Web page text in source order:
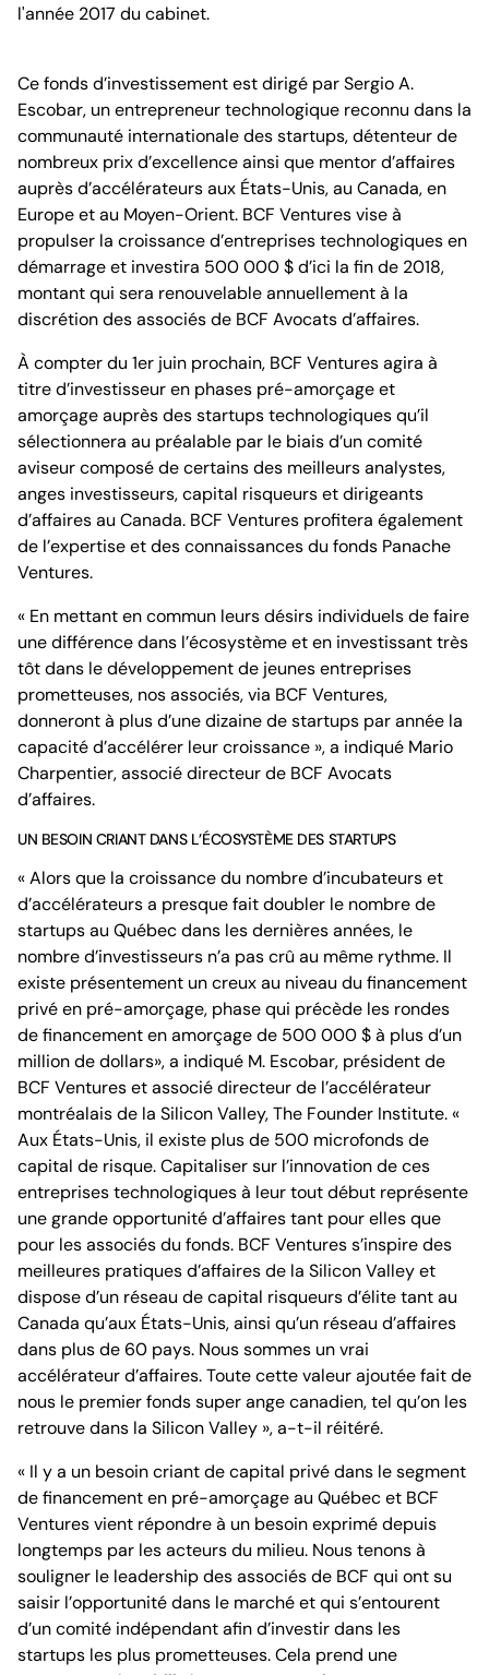
l'année 2017 du cabinet.
Ce fonds d’investissement est dirigé par Sergio A.
Escobar, un entrepreneur technologique reconnu dans la
communauté internationale des startups, détenteur de
nombreux prix d’excellence ainsi que mentor d’affaires
auprès d’accélérateurs aux États-Unis, au Canada, en
Europe et au Moyen-Orient. BCF Ventures vise à
propulser la croissance d’entreprises technologiques en
démarrage et investira 500 000 $ d’ici la fin de 2018,
montant qui sera renouvelable annuellement à la
discrétion des associés de BCF Avocats d’affaires.
À compter du 1er juin prochain, BCF Ventures agira à
titre d’investisseur en phases pré-amorçage et
amorçage auprès des startups technologiques qu’il
sélectionnera au préalable par le biais d’un comité
aviseur composé de certains des meilleurs analystes,
anges investisseurs, capital risqueurs et dirigeants
d’affaires au Canada. BCF Ventures profitera également
de l’expertise et des connaissances du fonds Panache
Ventures.
« En mettant en commun leurs désirs individuels de faire
une différence dans l’écosystème et en investissant très
tôt dans le développement de jeunes entreprises
prometteuses, nos associés, via BCF Ventures,
donneront à plus d’une dizaine de startups par année la
capacité d’accélérer leur croissance », a indiqué Mario
Charpentier, associé directeur de BCF Avocats
d’affaires.
UN BESOIN CRIANT DANS L’ÉCOSYSTÈME DES STARTUPS
« Alors que la croissance du nombre d’incubateurs et
d’accélérateurs a presque fait doubler le nombre de
startups au Québec dans les dernières années, le
nombre d’investisseurs n’a pas crû au même rythme. Il
existe présentement un creux au niveau du financement
privé en pré-amorçage, phase qui précède les rondes
de financement en amorçage de 500 000 $ à plus d’un
million de dollars», a indiqué M. Escobar, président de
BCF Ventures et associé directeur de l’accélérateur
montréalais de la Silicon Valley, The Founder Institute. «
Aux États-Unis, il existe plus de 500 microfonds de
capital de risque. Capitaliser sur l’innovation de ces
entreprises technologiques à leur tout début représente
une grande opportunité d’affaires tant pour elles que
pour les associés du fonds. BCF Ventures s’inspire des
meilleures pratiques d’affaires de la Silicon Valley et
dispose d’un réseau de capital risqueurs d’élite tant au
Canada qu’aux États-Unis, ainsi qu’un réseau d’affaires
dans plus de 60 pays. Nous sommes un vrai
accélérateur d’affaires. Toute cette valeur ajoutée fait de
nous le premier fonds super ange canadien, tel qu’on les
retrouve dans la Silicon Valley », a-t-il réitéré.
« Il y a un besoin criant de capital privé dans le segment
de financement en pré-amorçage au Québec et BCF
Ventures vient répondre à un besoin exprimé depuis
longtemps par les acteurs du milieu. Nous tenons à
souligner le leadership des associés de BCF qui ont su
saisir l’opportunité dans le marché et qui s’entourent
d’un comité indépendant afin d’investir dans les
startups les plus prometteuses. Cela prend une